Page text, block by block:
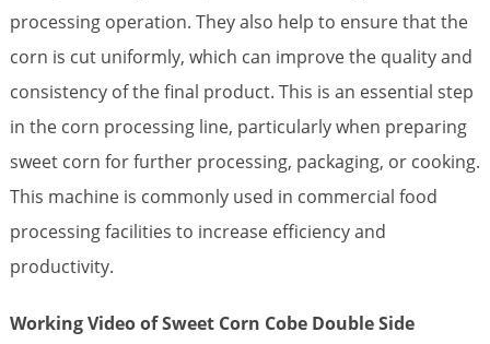
processing operation. They also help to ensure that the
corn is cut uniformly, which can improve the quality and
consistency of the final product. This is an essential step
in the corn processing line, particularly when preparing
sweet corn for further processing, packaging, or cooking.
This machine is commonly used in commercial food
processing facilities to increase efficiency and
productivity.
Working Video of Sweet Corn Cobe Double Side